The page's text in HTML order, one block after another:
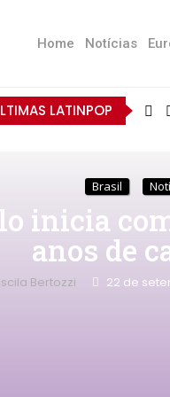
Home Notícias
LATINPOP
Brasil
inicia
anos de
Bertozzi 22 de